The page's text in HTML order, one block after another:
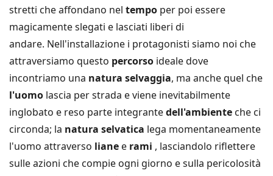
stretti che affondano nel tempo per poi essere
magicamente slegati e lasciati liberi di
andare. Nell'installazione i protagonisti siamo noi che
attraversiamo questo percorso ideale dove
incontriamo una natura selvaggia, ma anche quel che
l'uomo lascia per strada e viene inevitabilmente
inglobato e reso parte integrantedell'ambiente che ci
circonda; la natura selvatica lega momentaneamente
l'uomo attraverso liane e rami , lasciandolo riflettere
sulle azioni che compie ogni giorno e sulla pericolosità